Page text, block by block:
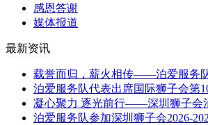
感恩答谢
媒体报道
最新资讯
载誉而归，薪火相传——泊爱服务
泊爱服务队代表出席国际狮子会第
凝心聚力 逐光前行——深圳狮子会
泊爱服务队参加深圳狮子会2026-